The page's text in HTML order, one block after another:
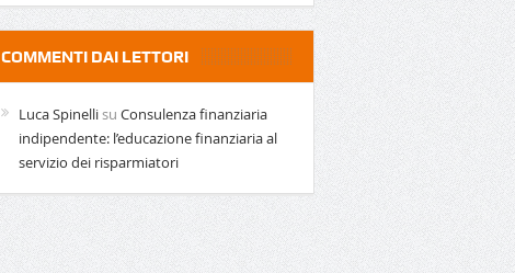
COMMENTI DAI LETTORI
Luca Spinellisu Consulenza finanziaria
indipendente: l’educazione finanziaria al
servizio dei risparmiatori